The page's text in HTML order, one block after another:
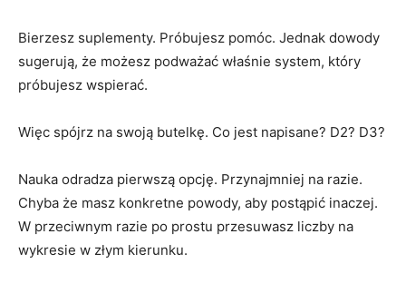
Bierzesz suplementy. Próbujesz pomóc. Jednak dowody
sugerują, że możesz podważać właśnie system, który
próbujesz wspierać.
Więc spójrz na swoją butelkę. Co jest napisane? D2? D3?
Nauka odradza pierwszą opcję. Przynajmniej na razie.
Chyba że masz konkretne powody, aby postąpić inaczej.
W przeciwnym razie po prostu przesuwasz liczby na
wykresie w złym kierunku.